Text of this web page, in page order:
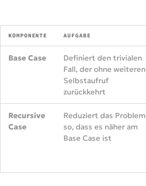
KOMPONENTE AUFGABE
Base Case
Definiert den trivialen
Fall, der ohne weiteren
Selbstaufruf
zurückkehrt
Recursive
Case
Reduziert das Problem
so, dass es näher am
Base Case ist